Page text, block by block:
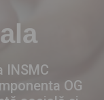
INSMC
OG